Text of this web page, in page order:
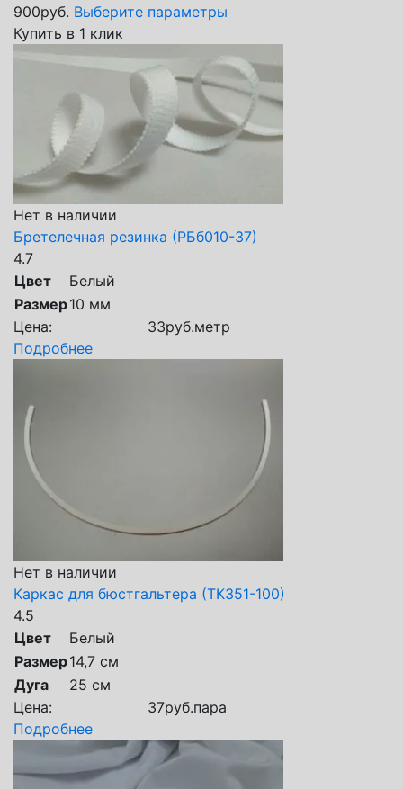
900руб. Выберите параметры
Купить в 1 клик
Нет в наличии
Бретелечная резинка (РБб010-37)
4.7
Цвет
Белый
Размер10 мм
Цена:
33руб.метр
Подробнее
Нет в наличии
Каркас для бюстгальтера (ТК351-100)
4.5
Цвет
Белый
Размер14,7 см
Дуга
25 см
Цена:
37руб.пара
Подробнее